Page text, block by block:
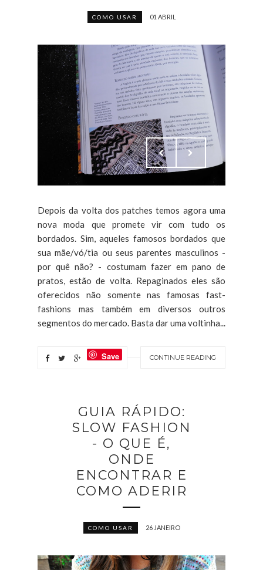
COMO USAR 01 ABRIL
Depois da volta dos patches temos agora uma
nova moda que promete vir com tudo os
bordados. Sim, aqueles famosos bordados que
sua mãe/vó/tia ou seus parentes masculinos -
por quê não? - costumam fazer em pano de
pratos, estão de volta. Repaginados eles são
oferecidos não somente nas famosas fast-
fashions mas também em diversos outros
segmentos do mercado. Basta dar uma voltinha...
CONTINUE READING
Save
GUIA RÁPIDO:
SLOW FASHION
- O QUE É,
ONDE
ENCONTRAR E
COMO ADERIR
COMO USAR 26 JANEIRO